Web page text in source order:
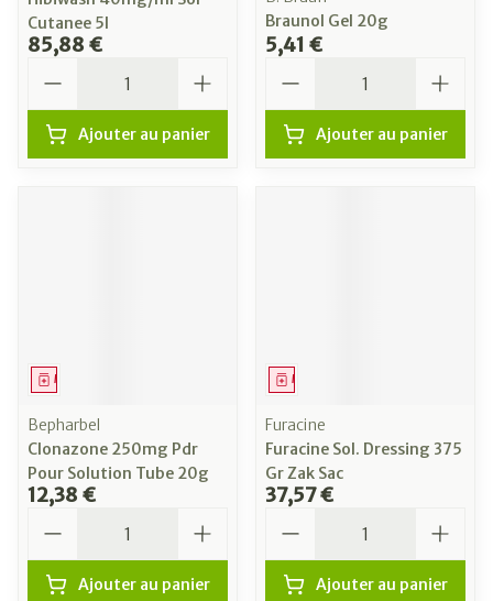
Cutanee 5l
85,88 €
Ajouter au panier
Braunol Gel 20g
5,41 €
Ajouter au panier
Médicament
Bepharbel
Clonazone 250mg Pdr
Pour Solution Tube 20g
12,38 €
Ajouter au panier
Médicament
Furacine
Furacine Sol. Dressing 375
Gr Zak Sac
37,57 €
Ajouter au panier